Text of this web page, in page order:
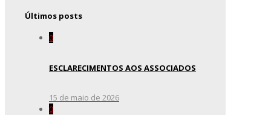
Últimos posts
0
ESCLARECIMENTOS AOS ASSOCIADOS
15 de maio de 2026
0